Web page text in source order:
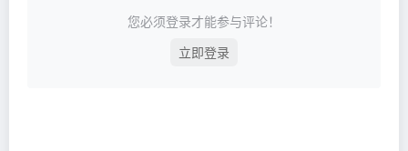
您必须登录才能参与评论！
立即登录